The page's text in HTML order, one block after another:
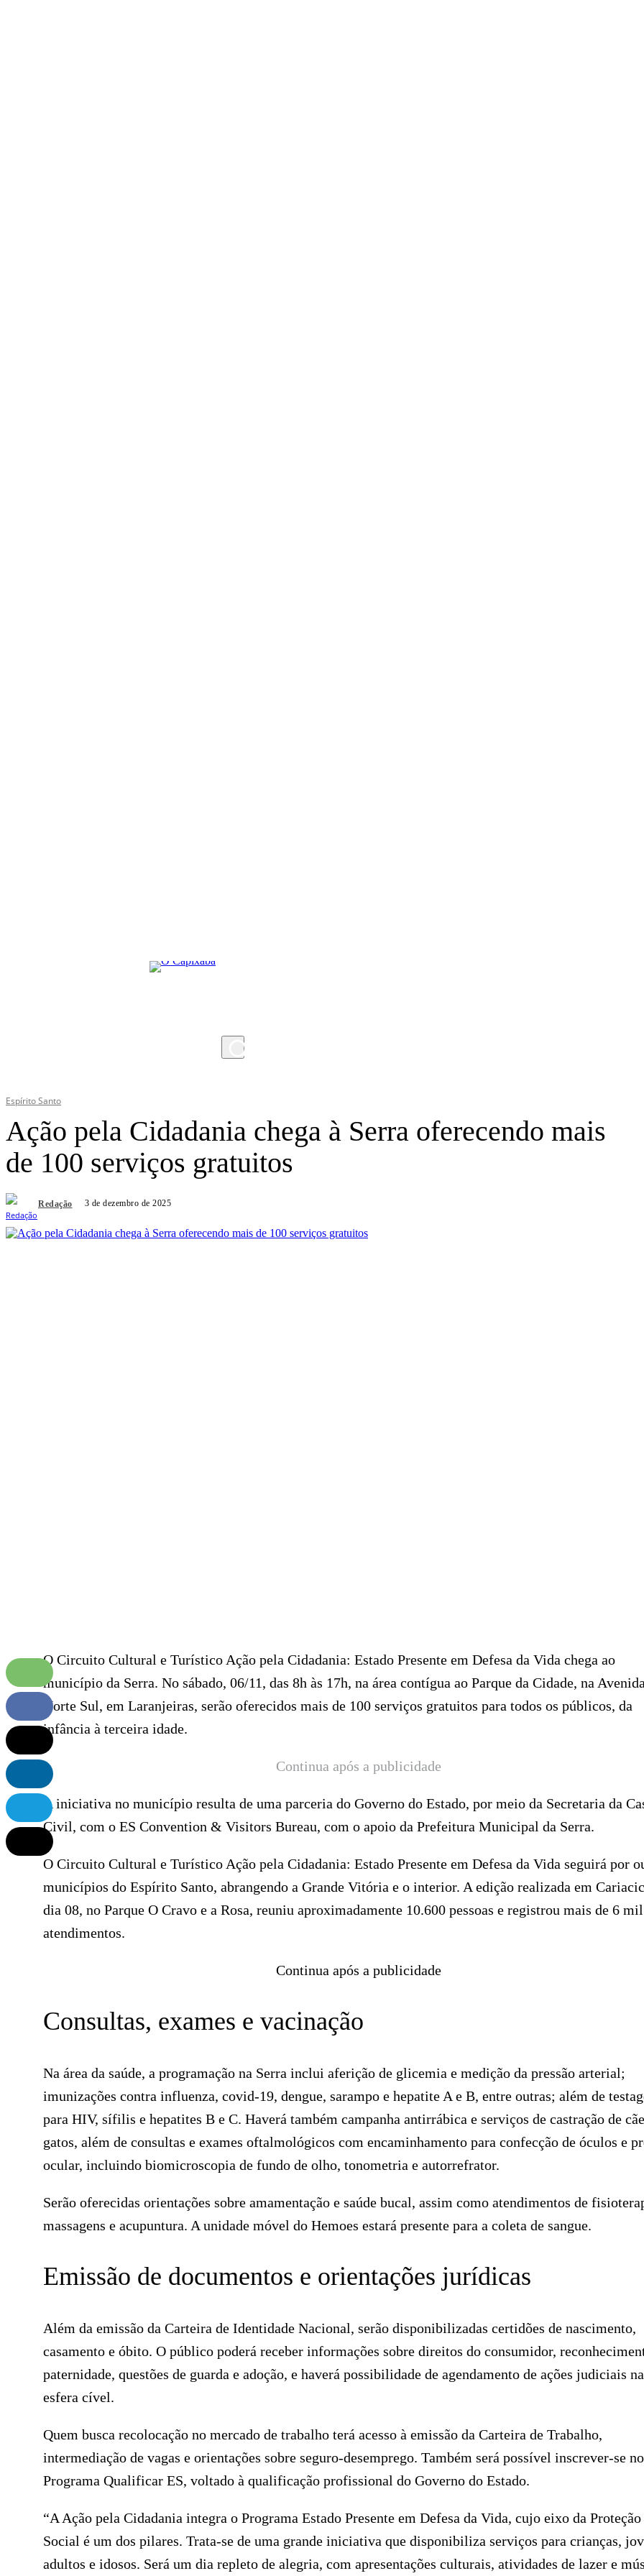
Espírito Santo
Ação pela Cidadania chega à Serra oferecendo mais
de 100 serviços gratuitos
Redação 3 de dezembro de 2025
O Circuito Cultural e Turístico Ação pela Cidadania: Estado Presente em Defesa da Vida chega ao
município da Serra. No sábado, 06/11, das 8h às 17h, na área contígua ao Parque da Cidade, na Avenida
Norte Sul, em Laranjeiras, serão oferecidos mais de 100 serviços gratuitos para todos os públicos, da
infância à terceira idade.
Continua após a publicidade
A iniciativa no município resulta de uma parceria do Governo do Estado, por meio da Secretaria da
Civil, com o ES Convention & Visitors Bureau, com o apoio da Prefeitura Municipal da Serra.
O Circuito Cultural e Turístico Ação pela Cidadania: Estado Presente em Defesa da Vida seguirá por
municípios do Espírito Santo, abrangendo a Grande Vitória e o interior. A edição realizada em
dia 08, no Parque O Cravo e a Rosa, reuniu aproximadamente 10.600 pessoas e registrou mais de 6 mil
atendimentos.
Continua após a publicidade
Consultas, exames e vacinação
Na área da saúde, a programação na Serra inclui aferição de glicemia e medição da pressão arterial;
imunizações contra influenza, covid-19, dengue, sarampo e hepatite A e B, entre outras; além de
para HIV, sífilis e hepatites B e C. Haverá também campanha antirrábica e serviços de castração de
gatos, além de consultas e exames oftalmológicos com encaminhamento para confecção de óculos e
ocular, incluindo biomicroscopia de fundo de olho, tonometria e autorrefrator.
Serão oferecidas orientações sobre amamentação e saúde bucal, assim como atendimentos de
massagens e acupuntura. A unidade móvel do Hemoes estará presente para a coleta de sangue.
Emissão de documentos e orientações jurídicas
Além da emissão da Carteira de Identidade Nacional, serão disponibilizadas certidões de nascimento,
casamento e óbito. O público poderá receber informações sobre direitos do consumidor,
paternidade, questões de guarda e adoção, e haverá possibilidade de agendamento de ações judiciais na
esfera cível.
Quem busca recolocação no mercado de trabalho terá acesso à emissão da Carteira de Trabalho,
intermediação de vagas e orientações sobre seguro-desemprego. Também será possível inscrever-se no
Programa Qualificar ES, voltado à qualificação profissional do Governo do Estado.
“A Ação pela Cidadania integra o Programa Estado Presente em Defesa da Vida, cujo eixo da Proteção
Social é um dos pilares. Trata-se de uma grande iniciativa que disponibiliza serviços para crianças,
adultos e idosos. Será um dia repleto de alegria, com apresentações culturais, atividades de lazer e